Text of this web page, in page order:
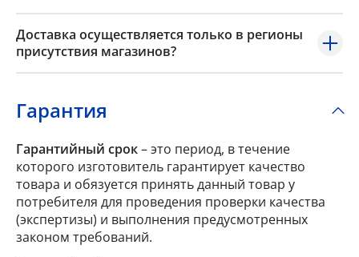
Доставка осуществляется только в регионы
присутствия магазинов?
Гарантия
Гарантийный срок– это период, в течение
которого изготовитель гарантирует качество
товара и обязуется принять данный товар у
потребителя для проведения проверки качества
(экспертизы) и выполнения предусмотренных
законом требований.